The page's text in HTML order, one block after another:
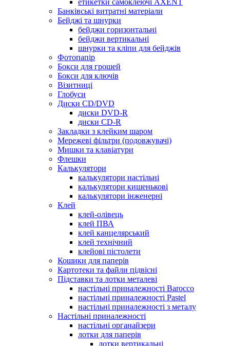
Банківські витратні матеріали
Бейджі та шнурки
бейджи горизонтальні
бейджи вертикальні
шнурки та кліпи для бейджів
Фотопапір
Бокси для грошей
Бокси для ключів
Візитниці
Глобуси
Диски CD/DVD
диски DVD-R
диски CD-R
Закладки з клейким шаром
Мережеві фільтри (подовжувачі)
Мишки та клавіатури
Флешки
Калькулятори
калькулятори настільні
калькулятори кишенькові
калькулятори інженерні
Клей
клей-олівець
клей ПВА
клей канцелярський
клей технічний
клейові пістолети
Кошики для паперів
Картотеки та файли підвісні
Підставки та лотки металеві
настільні приналежності Barocco
настільні приналежності Pastel
настільні приналежності з металу
Настільні приналежності
настільні органайзери
лотки для паперів
лотки вертикальні